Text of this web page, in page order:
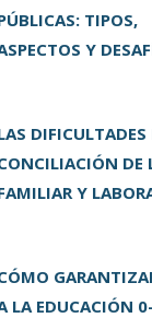
TIPOS,
Y
DIFICULTADES
DE
Y
LA EDUCACIÓN